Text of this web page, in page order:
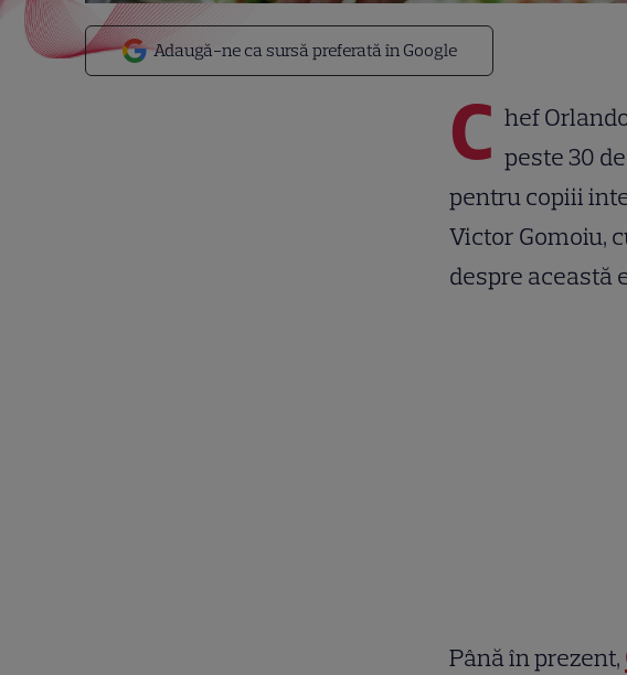
Adaugă-ne ca sursă preferată în Google
C hef
peste 30
pentru copiii
Victor Gomoiu,
despre această
Până în prezent,